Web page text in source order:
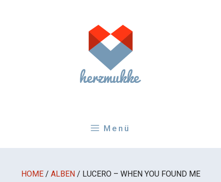
Menü
HOME / ALBEN / LUCERO – WHEN YOU FOUND ME